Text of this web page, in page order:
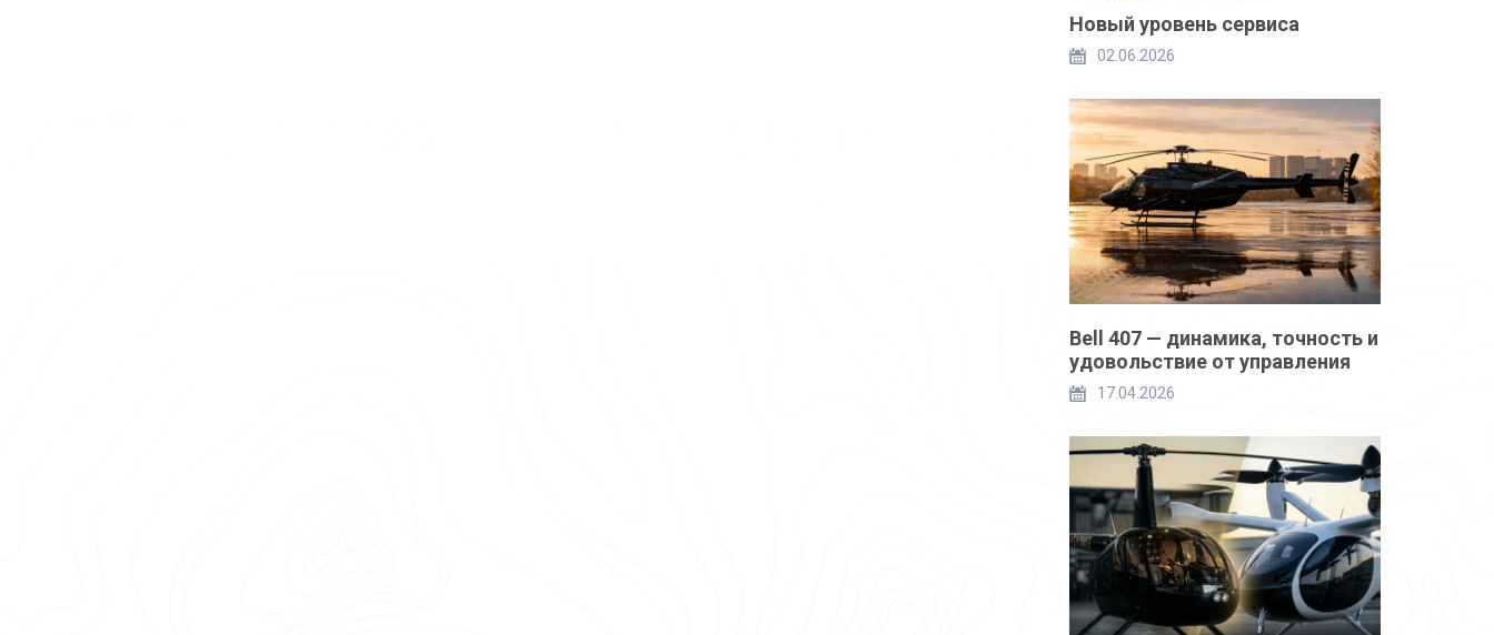
Новый уровень сервиса
02.06.2026
Bell 407 — динамика, точность и
удовольствие от управления
17.04.2026